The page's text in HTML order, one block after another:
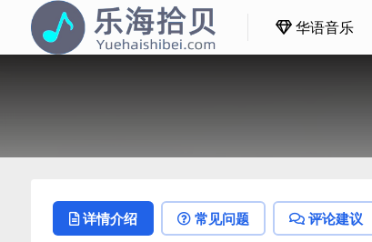
华语音乐
详情介绍 常见问题 评论建议